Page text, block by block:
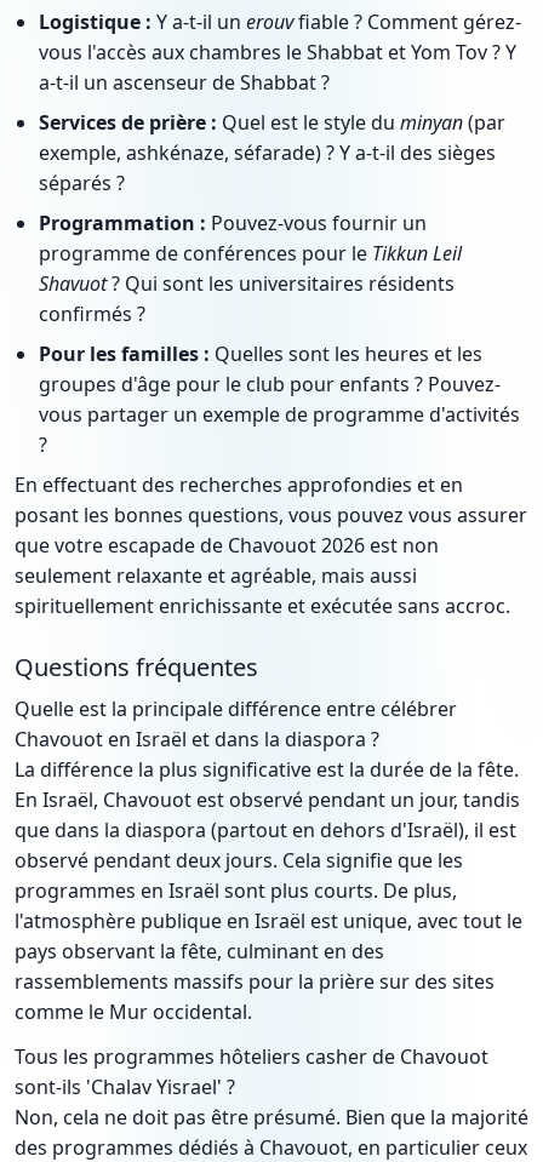
Logistique : Y a-t-il un erouvfiable ? Comment gérez-
vous l'accès aux chambres le Shabbat et Yom Tov ? Y
a-t-il un ascenseur de Shabbat ?
Services de prière : Quel est le style du minyan(par
exemple, ashkénaze, séfarade) ? Y a-t-il des sièges
séparés ?
Programmation : Pouvez-vous fournir un
programme de conférences pour le Tikkun Leil
Shavuot? Qui sont les universitaires résidents
confirmés ?
Pour les familles : Quelles sont les heures et les
groupes d'âge pour le club pour enfants ? Pouvez-
vous partager un exemple de programme d'activités
?
En effectuant des recherches approfondies et en
posant les bonnes questions, vous pouvez vous assurer
que votre escapade de Chavouot 2026 est non
seulement relaxante et agréable, mais aussi
spirituellement enrichissante et exécutée sans accroc.
Questions fréquentes
Quelle est la principale différence entre célébrer
Chavouot en Israël et dans la diaspora ?
La différence la plus significative est la durée de la fête.
En Israël, Chavouot est observé pendant un jour, tandis
que dans la diaspora (partout en dehors d'Israël), il est
observé pendant deux jours. Cela signifie que les
programmes en Israël sont plus courts. De plus,
l'atmosphère publique en Israël est unique, avec tout le
pays observant la fête, culminant en des
rassemblements massifs pour la prière sur des sites
comme le Mur occidental.
Tous les programmes hôteliers casher de Chavouot
sont-ils 'Chalav Yisrael' ?
Non, cela ne doit pas être présumé. Bien que la majorité
des programmes dédiés à Chavouot, en particulier ceux